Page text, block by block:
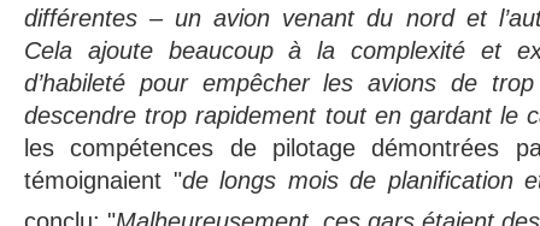
différentes – un avion venant du nord et
Cela ajoute beaucoup à la complexité et
d’habileté pour empêcher les avions de
descendre trop rapidement tout en gardant le
les compétences de pilotage démontrées
témoignaient "de longs mois de planification
conclu: "Malheureusement, ces gars étaient